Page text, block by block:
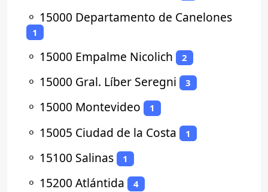
⚬ 15000 Departamento de Canelones
1
⚬ 15000 Empalme Nicolich 2
⚬ 15000 Gral. Líber Seregni 3
⚬ 15000 Montevideo 1
⚬ 15005 Ciudad de la Costa 1
⚬ 15100 Salinas 1
⚬ 15200 Atlántida 4